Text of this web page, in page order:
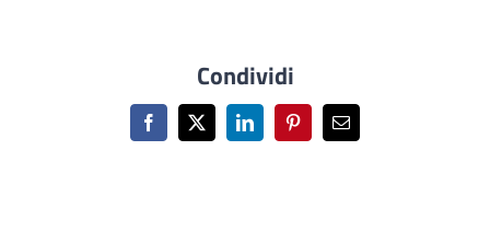
Condividi
Facebook
X LinkedInPinterestEmail